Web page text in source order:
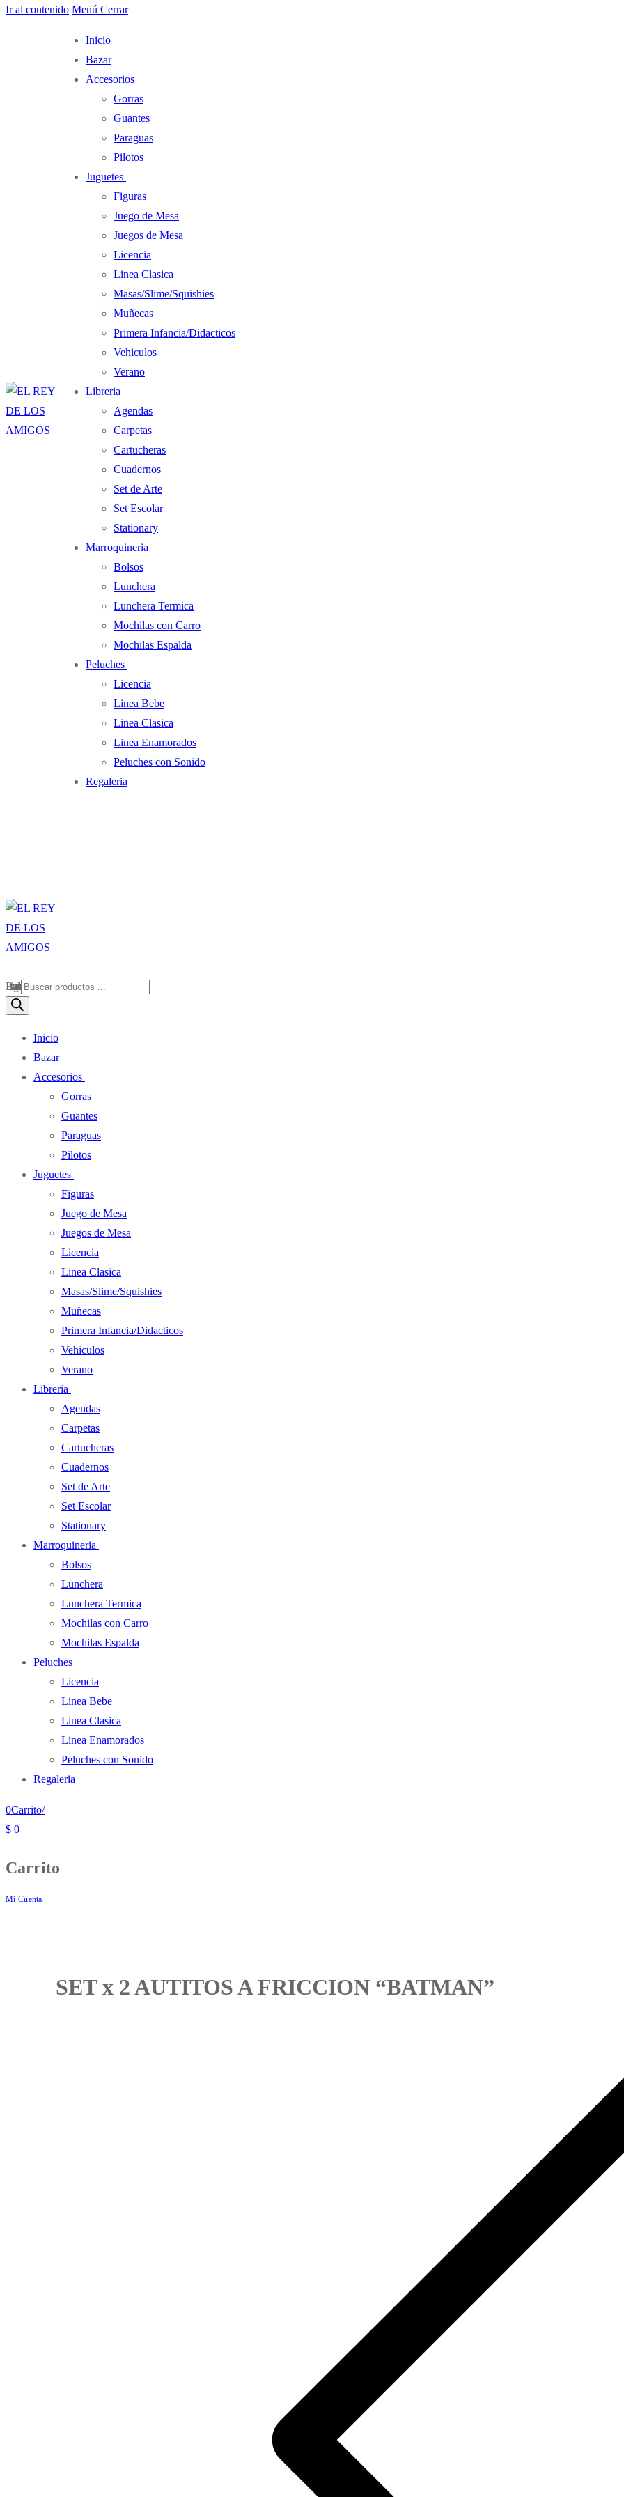
Ir al contenido Menú Cerrar
Inicio
Bazar
Accesorios
Gorras
Guantes
Paraguas
Pilotos
Juguetes
Figuras
Juego de Mesa
Juegos de Mesa
Licencia
Linea Clasica
Masas/Slime/Squishies
Muñecas
Primera Infancia/Didacticos
Vehiculos
Verano
Libreria
Agendas
Carpetas
Cartucheras
Cuadernos
Set de Arte
Set Escolar
Stationary
Marroquineria
Bolsos
Lunchera
Lunchera Termica
Mochilas con Carro
Mochilas Espalda
Peluches
Licencia
Linea Bebe
Linea Clasica
Linea Enamorados
Peluches con Sonido
Regaleria
Búsqueda de productos
Inicio
Bazar
Accesorios
Gorras
Guantes
Paraguas
Pilotos
Juguetes
Figuras
Juego de Mesa
Juegos de Mesa
Licencia
Linea Clasica
Masas/Slime/Squishies
Muñecas
Primera Infancia/Didacticos
Vehiculos
Verano
Libreria
Agendas
Carpetas
Cartucheras
Cuadernos
Set de Arte
Set Escolar
Stationary
Marroquineria
Bolsos
Lunchera
Lunchera Termica
Mochilas con Carro
Mochilas Espalda
Peluches
Licencia
Linea Bebe
Linea Clasica
Linea Enamorados
Peluches con Sonido
Regaleria
0Carrito/
$ 0
Carrito
Mi Cuenta
SET x 2 AUTITOS A FRICCION “BATMAN”